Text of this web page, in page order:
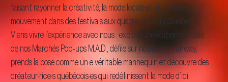
faisant rayonner la créativité, la mode locale et la culture en
mouvement dans des festivals aux quatre coins du Québec.
Viens vivre l’expérience avec nous : explore une édition spéciale
de nos Marchés Pop-ups M.A.D., défile sur notre mini-runway,
prends la pose comme un·e véritable mannequin et découvre des
créateur·rice·s québécois·es qui redéfinissent la mode d’ici.